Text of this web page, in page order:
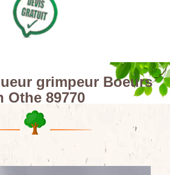
grimpeur Boeurs
Othe 89770